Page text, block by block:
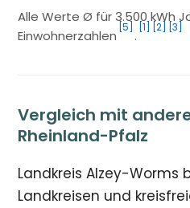
Alle Werte Ø für 3.500 kWh
Einwohnerzahlen
[5]
.
[1] [2] [3]
Vergleich mit
Rheinland-Pfalz
Landkreis Alzey-Worms
Landkreisen und